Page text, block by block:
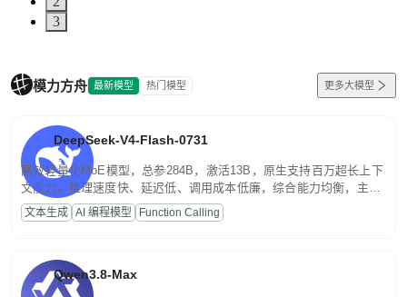
3
模力方舟 最新模型 热门模型 更多大模型
DeepSeek-V4-Flash-0731
高效轻量化MoE模型，总参284B，激活13B，原生支持百万超长上下
文能力。推理速度快、延迟低、调用成本低廉，综合能力均衡，主打
高并发、轻量化任务，适合日常对话、内容创作、基础 RAG、批量
文案处理等普惠刚需场景。
文本生成 AI 编程模型 Function Calling
Qwen3.8-Max